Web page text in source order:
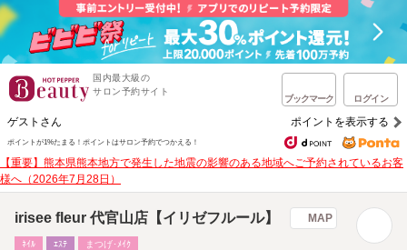
国内最大級の
サロン予約サイト
ブックマーク ログイン
ゲストさん ポイントを表示する
ポイントが1%たまる！ ポイントはサロン予約でつかえる！
【重要】熊本県熊本地方で発生した地震の影響のある地域へご予約されているお客
様へ（2026年7月28日）
irisee fleur 代官山店【イリゼフルール】 MAP
ﾈｲﾙ ｴｽﾃ まつげ･ﾒｲｸ